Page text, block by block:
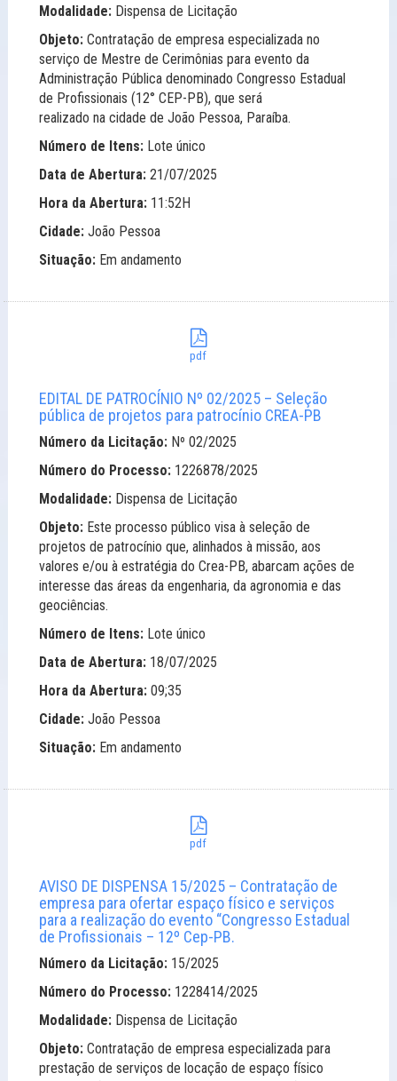
Modalidade: Dispensa de Licitação
Objeto: Contratação de empresa especializada no
serviço de Mestre de Cerimônias para evento da
Administração Pública denominado Congresso Estadual
de Profissionais (12° CEР-РB), que será
realizado na cidade de João Pessoa, Paraíba.
Número de Itens: Lote único
Data de Abertura: 21/07/2025
Hora da Abertura: 11:52H
Cidade: João Pessoa
Situação: Em andamento
pdf
EDITAL DE PATROCÍNIO Nº 02/2025 – Seleção
pública de projetos para patrocínio CREA-PB
Número da Licitação: Nº 02/2025
Número do Processo: 1226878/2025
Modalidade: Dispensa de Licitação
Objeto: Este processo público visa à seleção de
projetos de patrocínio que, alinhados à missão, aos
valores e/ou à estratégia do Crea-PB, abarcam ações de
interesse das áreas da engenharia, da agronomia e das
geociências.
Número de Itens: Lote único
Data de Abertura: 18/07/2025
Hora da Abertura: 09;35
Cidade: João Pessoa
Situação: Em andamento
pdf
AVISO DE DISPENSA 15/2025 – Contratação de
empresa para ofertar espaço físico e serviços
para a realização do evento “Congresso Estadual
de Profissionais – 12º Cep-PB.
Número da Licitação: 15/2025
Número do Processo: 1228414/2025
Modalidade: Dispensa de Licitação
Objeto: Contratação de empresa especializada para
prestação de serviços de locação de espaço físico